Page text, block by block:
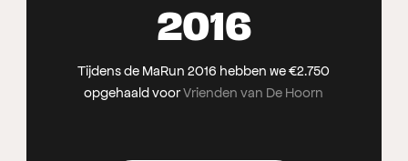
2016
Tijdens de MaRun 2016 hebben we €2.750
opgehaald voorVrienden van De Hoorn